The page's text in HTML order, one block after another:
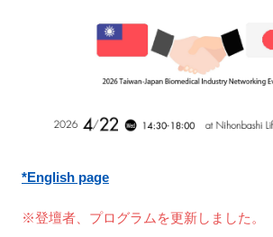
*English page
※登壇者、プログラムを更新しました。